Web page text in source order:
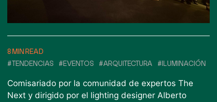
8 MIN READ
#TENDENCIAS
#EVENTOS #ARQUITECTURA #ILUMINACIÓN
Comisariado por la comunidad de expertos The
Next y dirigido por el lighting designer Alberto